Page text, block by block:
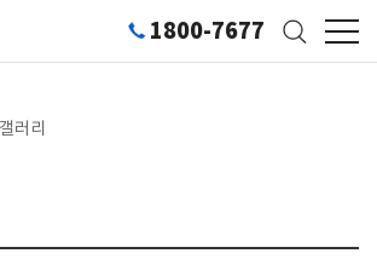
1800-7677
러리